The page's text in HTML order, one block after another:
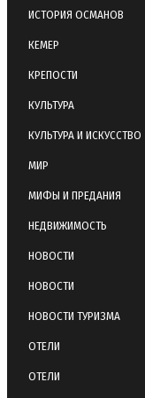
ИСТОРИЯ ОСМАНОВ
КЕМЕР
КРЕПОСТИ
КУЛЬТУРА
КУЛЬТУРА И ИСКУССТВО
МИР
МИФЫ И ПРЕДАНИЯ
НЕДВИЖИМОСТЬ
НОВОСТИ
НОВОСТИ
НОВОСТИ ТУРИЗМА
ОТЕЛИ
ОТЕЛИ